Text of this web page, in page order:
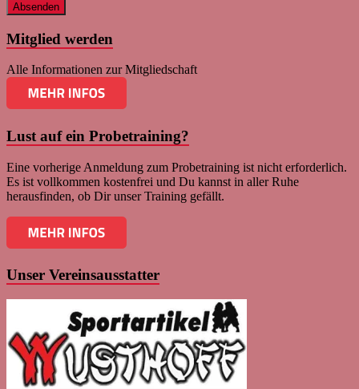
Absenden
Mitglied werden
Alle Informationen zur Mitgliedschaft
Lust auf ein Probetraining?
Eine vorherige Anmeldung zum Probetraining ist nicht erforderlich.
Es ist vollkommen kostenfrei und Du kannst in aller Ruhe
herausfinden, ob Dir unser Training gefällt.
Unser Vereinsausstatter